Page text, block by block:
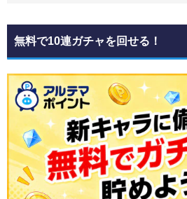
無料で10連ガチャを回せる！